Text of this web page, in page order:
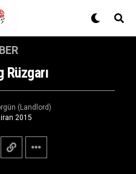
Rüzgarı
(Landlord)
2015